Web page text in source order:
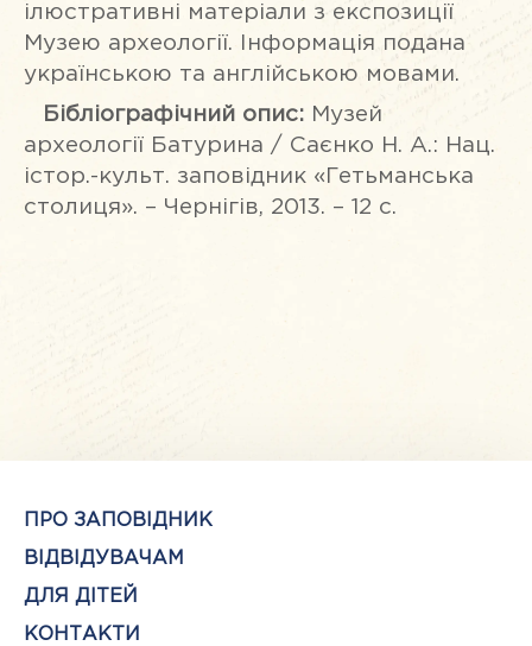
ілюстративні матеріали з експозиції
Музею археології. Інформація подана
українською та англійською мовами.
Бібліографічний опис: Музей
археології Батурина / Саєнко Н. А.: Нац.
істор.-культ. заповідник «Гетьманська
столиця». – Чернігів, 2013. – 12 с.
ПРО ЗАПОВІДНИК
ВІДВІДУВАЧАМ
ДЛЯ ДІТЕЙ
КОНТАКТИ